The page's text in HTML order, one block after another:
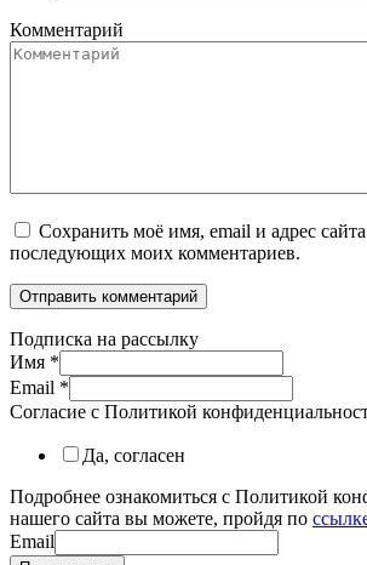
Комментарий
Сохранить моё имя, email и адрес
последующих моих комментариев.
Подписка на рассылку
Имя *
Email *
Согласие с Политикой
Да, согласен
Подробнее ознакомиться с Политикой
нашего сайта вы можете, пройдя по
Email